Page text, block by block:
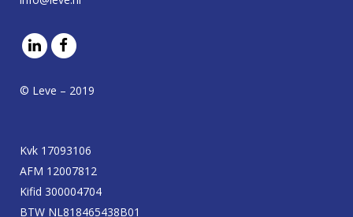
© Leve – 2019
Kvk 17093106
AFM 12007812
Kifid 300004704
BTW NL818465438B01